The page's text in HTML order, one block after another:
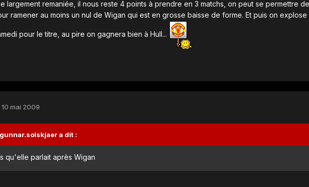
largement remaniée, il nous reste 4 points à prendre en 3 matchs, on peut se permettre
ramener au moins un nul de Wigan qui est en grosse baisse de forme. Et puis on
pour le titre, au pire on gagnera bien à Hull...
10 mai 2009
a dit :
qu'elle parlait après Wigan